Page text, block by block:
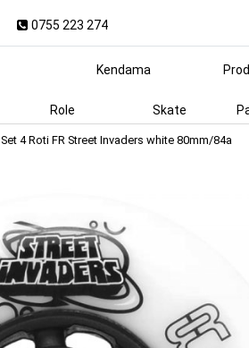
0755 223 274
Kendama
Role Skate
Set 4 Roti FR Street Invaders white 80mm/84a